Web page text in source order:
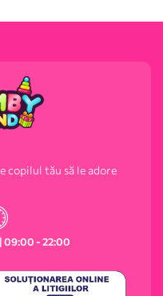
copilul tău să le adore
09:00 - 22:00